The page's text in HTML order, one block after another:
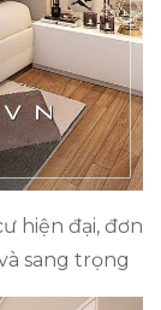
hiện đại, đơn
sang trọng